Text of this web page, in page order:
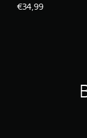
€34,99